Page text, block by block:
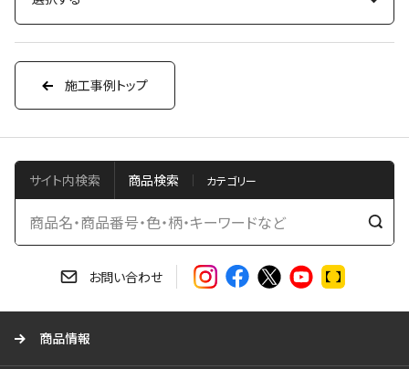
施工事例トップ
サイト内検索 商品検索
検
お問い合わせ
商品情報